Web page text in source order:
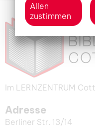
Im LERNZENTRUM
Adresse
Berliner Str. 13/14
Allen
zustimmen